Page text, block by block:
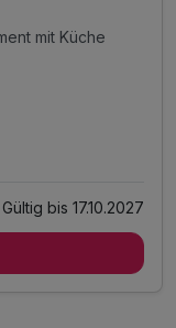
mit Küche
Gültig bis 17.10.2027